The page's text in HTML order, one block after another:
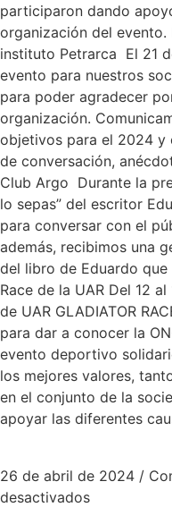
participaron dando
organización del
instituto Petrarca El 21
evento para nuestros
para poder agradecer
organización.
objetivos para el 2024 y
de conversación,
Club Argo Durante la
lo sepas” del escritor
para conversar con el
además, recibimos una
del libro de Eduardo
Race de la UAR Del 12
de UAR GLADIATOR
para dar a conocer la
evento deportivo
los mejores valores,
en el conjunto de la
apoyar las diferentes
26 de abril de 2024 /
desactivados